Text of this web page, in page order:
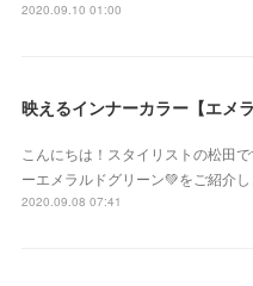
2020.09.10 01:00
こんにちは！スタイリストの松田
ーエメラルドグリーン💚をご紹介し
2020.09.08 07:41